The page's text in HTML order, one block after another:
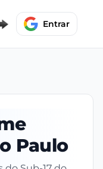
Entrar
Paulo